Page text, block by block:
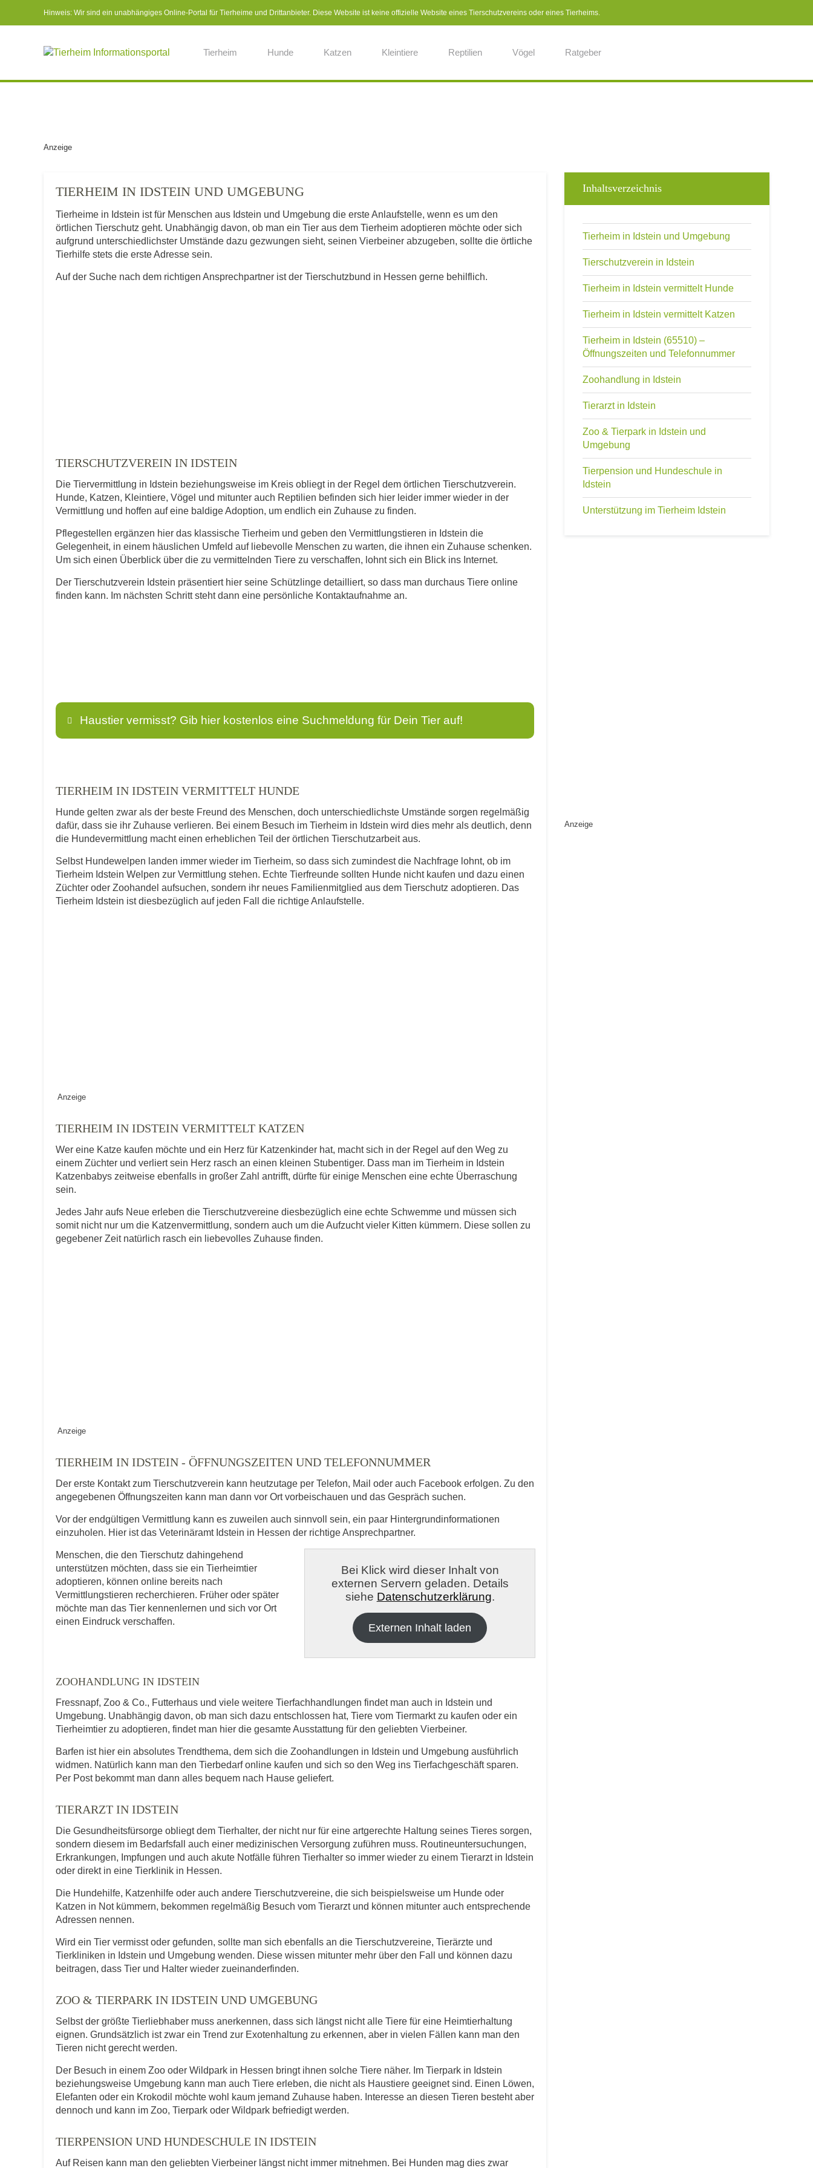
Hinweis: Wir sind ein unabhängiges Online-Portal für Tierheime und Drittanbieter. Diese Website ist keine offizielle Website eines Tierschutzvereins oder eines Tierheims.
Tierheim Hunde Katzen Kleintiere Reptilien Vögel Ratgeber
Anzeige
TIERHEIM IN IDSTEIN UND UMGEBUNG
Tierheime in Idstein ist für Menschen aus Idstein und Umgebung die erste Anlaufstelle, wenn es um den
örtlichen Tierschutz geht. Unabhängig davon, ob man ein Tier aus dem Tierheim adoptieren möchte oder sich
aufgrund unterschiedlichster Umstände dazu gezwungen sieht, seinen Vierbeiner abzugeben, sollte die örtliche
Tierhilfe stets die erste Adresse sein.
Auf der Suche nach dem richtigen Ansprechpartner ist der Tierschutzbund in Hessen gerne behilflich.
TIERSCHUTZVEREIN IN IDSTEIN
Die Tiervermittlung in Idstein beziehungsweise im Kreis obliegt in der Regel dem örtlichen Tierschutzverein.
Hunde, Katzen, Kleintiere, Vögel und mitunter auch Reptilien befinden sich hier leider immer wieder in der
Vermittlung und hoffen auf eine baldige Adoption, um endlich ein Zuhause zu finden.
Pflegestellen ergänzen hier das klassische Tierheim und geben den Vermittlungstieren in Idstein die
Gelegenheit, in einem häuslichen Umfeld auf liebevolle Menschen zu warten, die ihnen ein Zuhause schenken.
Um sich einen Überblick über die zu vermittelnden Tiere zu verschaffen, lohnt sich ein Blick ins Internet.
Der Tierschutzverein Idstein präsentiert hier seine Schützlinge detailliert, so dass man durchaus Tiere online
finden kann. Im nächsten Schritt steht dann eine persönliche Kontaktaufnahme an.
Haustier vermisst? Gib hier kostenlos eine Suchmeldung für Dein Tier auf!
E-Mail*
Alter des Tiers
Beschreibung des Tiers*
Kontaktdaten des Besitzers
Diese Daten werden zu Kontaktaufnahme veröffentlicht.
E-Mail-Adresse
Mit Absenden der Daten akzeptiere ich dieDatenschutzbedinungen..
ABSENDEN
TIERHEIM IN IDSTEIN VERMITTELT HUNDE
Hunde gelten zwar als der beste Freund des Menschen, doch unterschiedlichste Umstände sorgen regelmäßig
dafür, dass sie ihr Zuhause verlieren. Bei einem Besuch im Tierheim in Idstein wird dies mehr als deutlich, denn
die Hundevermittlung macht einen erheblichen Teil der örtlichen Tierschutzarbeit aus.
Selbst Hundewelpen landen immer wieder im Tierheim, so dass sich zumindest die Nachfrage lohnt, ob im
Tierheim Idstein Welpen zur Vermittlung stehen. Echte Tierfreunde sollten Hunde nicht kaufen und dazu einen
Züchter oder Zoohandel aufsuchen, sondern ihr neues Familienmitglied aus dem Tierschutz adoptieren. Das
Tierheim Idstein ist diesbezüglich auf jeden Fall die richtige Anlaufstelle.
Anzeige
TIERHEIM IN IDSTEIN VERMITTELT KATZEN
Wer eine Katze kaufen möchte und ein Herz für Katzenkinder hat, macht sich in der Regel auf den Weg zu
einem Züchter und verliert sein Herz rasch an einen kleinen Stubentiger. Dass man im Tierheim in Idstein
Katzenbabys zeitweise ebenfalls in großer Zahl antrifft, dürfte für einige Menschen eine echte Überraschung
sein.
Jedes Jahr aufs Neue erleben die Tierschutzvereine diesbezüglich eine echte Schwemme und müssen sich
somit nicht nur um die Katzenvermittlung, sondern auch um die Aufzucht vieler Kitten kümmern. Diese sollen zu
gegebener Zeit natürlich rasch ein liebevolles Zuhause finden.
Anzeige
TIERHEIM IN IDSTEIN - ÖFFNUNGSZEITEN UND TELEFONNUMMER
Der erste Kontakt zum Tierschutzverein kann heutzutage per Telefon, Mail oder auch Facebook erfolgen. Zu den
angegebenen Öffnungszeiten kann man dann vor Ort vorbeischauen und das Gespräch suchen.
Vor der endgültigen Vermittlung kann es zuweilen auch sinnvoll sein, ein paar Hintergrundinformationen
einzuholen. Hier ist das Veterinäramt Idstein in Hessen der richtige Ansprechpartner.
Menschen, die den Tierschutz dahingehend
unterstützen möchten, dass sie ein Tierheimtier
adoptieren, können online bereits nach
Vermittlungstieren recherchieren. Früher oder später
möchte man das Tier kennenlernen und sich vor Ort
einen Eindruck verschaffen.
Bei Klick wird dieser Inhalt von
externen Servern geladen. Details
siehe Datenschutzerklärung.
Externen Inhalt laden
ZOOHANDLUNG IN IDSTEIN
Fressnapf, Zoo & Co., Futterhaus und viele weitere Tierfachhandlungen findet man auch in Idstein und
Umgebung. Unabhängig davon, ob man sich dazu entschlossen hat, Tiere vom Tiermarkt zu kaufen oder ein
Tierheimtier zu adoptieren, findet man hier die gesamte Ausstattung für den geliebten Vierbeiner.
Barfen ist hier ein absolutes Trendthema, dem sich die Zoohandlungen in Idstein und Umgebung ausführlich
widmen. Natürlich kann man den Tierbedarf online kaufen und sich so den Weg ins Tierfachgeschäft sparen.
Per Post bekommt man dann alles bequem nach Hause geliefert.
TIERARZT IN IDSTEIN
Die Gesundheitsfürsorge obliegt dem Tierhalter, der nicht nur für eine artgerechte Haltung seines Tieres sorgen,
sondern diesem im Bedarfsfall auch einer medizinischen Versorgung zuführen muss. Routineuntersuchungen,
Erkrankungen, Impfungen und auch akute Notfälle führen Tierhalter so immer wieder zu einem Tierarzt in Idstein
oder direkt in eine Tierklinik in Hessen.
Die Hundehilfe, Katzenhilfe oder auch andere Tierschutzvereine, die sich beispielsweise um Hunde oder
Katzen in Not kümmern, bekommen regelmäßig Besuch vom Tierarzt und können mitunter auch entsprechende
Adressen nennen.
Wird ein Tier vermisst oder gefunden, sollte man sich ebenfalls an die Tierschutzvereine, Tierärzte und
Tierkliniken in Idstein und Umgebung wenden. Diese wissen mitunter mehr über den Fall und können dazu
beitragen, dass Tier und Halter wieder zueinanderfinden.
ZOO & TIERPARK IN IDSTEIN UND UMGEBUNG
Selbst der größte Tierliebhaber muss anerkennen, dass sich längst nicht alle Tiere für eine Heimtierhaltung
eignen. Grundsätzlich ist zwar ein Trend zur Exotenhaltung zu erkennen, aber in vielen Fällen kann man den
Tieren nicht gerecht werden.
Der Besuch in einem Zoo oder Wildpark in Hessen bringt ihnen solche Tiere näher. Im Tierpark in Idstein
beziehungsweise Umgebung kann man auch Tiere erleben, die nicht als Haustiere geeignet sind. Einen Löwen,
Elefanten oder ein Krokodil möchte wohl kaum jemand Zuhause haben. Interesse an diesen Tieren besteht aber
dennoch und kann im Zoo, Tierpark oder Wildpark befriedigt werden.
TIERPENSION UND HUNDESCHULE IN IDSTEIN
Auf Reisen kann man den geliebten Vierbeiner längst nicht immer mitnehmen. Bei Hunden mag dies zwar
Inhaltsverzeichnis
Tierheim in Idstein und Umgebung
Tierschutzverein in Idstein
Tierheim in Idstein vermittelt Hunde
Tierheim in Idstein vermittelt Katzen
Tierheim in Idstein (65510) –
Öffnungszeiten und Telefonnummer
Zoohandlung in Idstein
Tierarzt in Idstein
Zoo & Tierpark in Idstein und
Umgebung
Tierpension und Hundeschule in
Idstein
Unterstützung im Tierheim Idstein
Anzeige